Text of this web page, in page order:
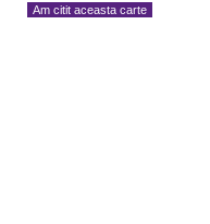
Am citit aceasta carte